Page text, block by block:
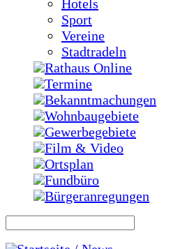
Hotels
Sport
Vereine
Stadtradeln
Rathaus Online
Termine
Bekanntmachungen
Wohnbaugebiete
Gewerbegebiete
Film & Video
Ortsplan
Fundbüro
Bürgeranregungen